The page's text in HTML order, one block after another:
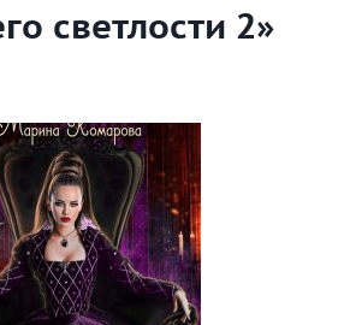
светлости 2»